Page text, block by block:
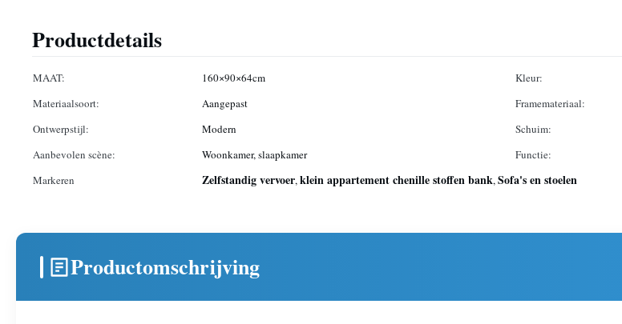
Productdetails
MAAT: 160×90×64cm Kleur:
Materiaalsoort:
Aangepast Framemateriaal:
Ontwerpstijl:
Modern Schuim:
Aanbevolen scène:
Woonkamer, slaapkamer Functie:
Markeren
Zelfstandig vervoer,klein appartement chenille stoffen bank,Sofa's en stoelen
Productomschrijving